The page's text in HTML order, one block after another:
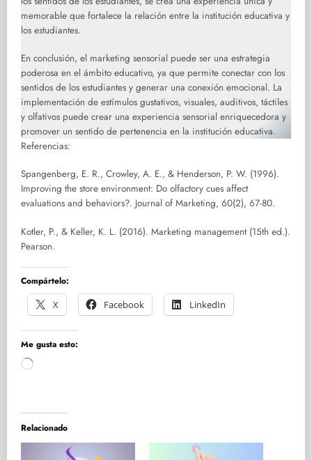
memorable que fortalece la relación entre la institución educativa y
los estudiantes.
En conclusión, el marketing sensorial puede ser una estrategia
poderosa en el ámbito educativo, ya que permite conectar con los
sentidos de los estudiantes y generar una conexión emocional. La
implementación de estímulos gustativos, visuales, auditivos, táctiles
y olfativos puede crear una experiencia sensorial enriquecedora y
promover un sentido de pertenencia en la institución educativa.
Referencias:
Spangenberg, E. R., Crowley, A. E., & Henderson, P. W. (1996).
Improving the store environment: Do olfactory cues affect
evaluations and behaviors?. Journal of Marketing, 60(2), 67-80.
Kotler, P., & Keller, K. L. (2016). Marketing management (15th ed.).
Pearson.
Compártelo:
X
Facebook LinkedIn
Me gusta esto:
Cargando...
Relacionado